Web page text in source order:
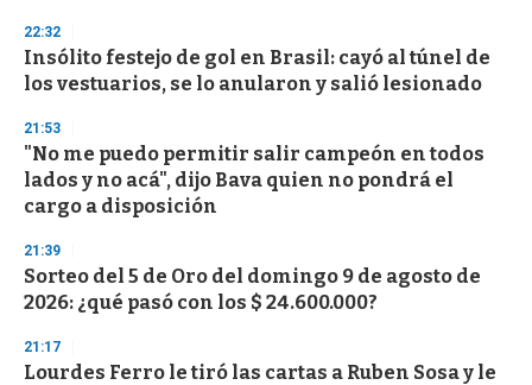
22:32
Insólito festejo de gol en Brasil: cayó al túnel de
los vestuarios, se lo anularon y salió lesionado
21:53
"No me puedo permitir salir campeón en todos
lados y no acá", dijo Bava quien no pondrá el
cargo a disposición
21:39
Sorteo del 5 de Oro del domingo 9 de agosto de
2026: ¿qué pasó con los $ 24.600.000?
21:17
Lourdes Ferro le tiró las cartas a Ruben Sosa y le